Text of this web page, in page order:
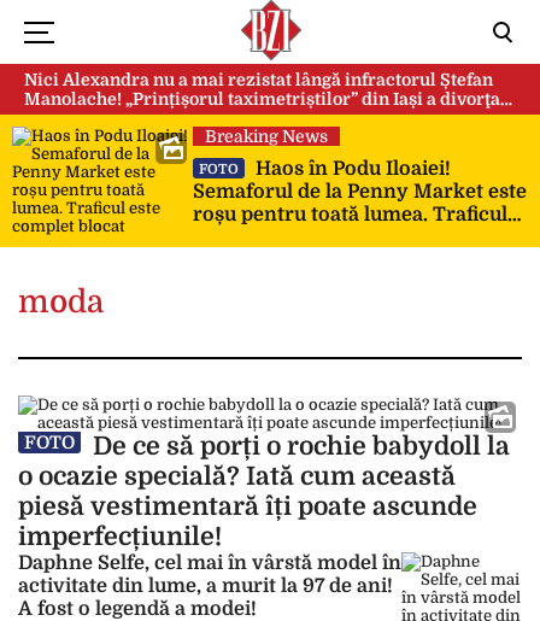
Nici Alexandra nu a mai rezistat lângă infractorul Ștefan
Manolache! „Prințișorul taximetriștilor” din Iași a divorţat
după doi ani de căsnicie
Breaking News
FOTO
Haos în Podu Iloaiei!
Semaforul de la Penny Market este
roșu pentru toată lumea. Traficul
moda
FOTO
De ce să porți o rochie babydoll la
o ocazie specială? Iată cum această
piesă vestimentară îți poate ascunde
imperfecțiunile!
Daphne Selfe, cel mai în vârstă model în
activitate din lume, a murit la 97 de ani!
A fost o legendă a modei!